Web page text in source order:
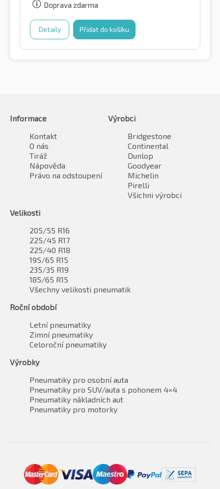
Doprava zdarma
Detaily Přidat do košíku
Informace
Kontakt
O nás
Tiráž
Nápověda
Právo na odstoupení
Výrobci
Bridgestone
Continental
Dunlop
Goodyear
Michelin
Pirelli
Všichni výrobci
Velikosti
205/55 R16
225/45 R17
225/40 R18
195/65 R15
235/35 R19
185/65 R15
Všechny velikosti pneumatik
Roční období
Letní pneumatiky
Zimní pneumatiky
Celoroční pneumatiky
Výrobky
Pneumatiky pro osobní auta
Pneumatiky pro SUV/auta s pohonem 4×4
Pneumatiky nákladních aut
Pneumatiky pro motorky